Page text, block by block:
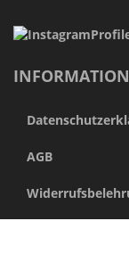
AGB